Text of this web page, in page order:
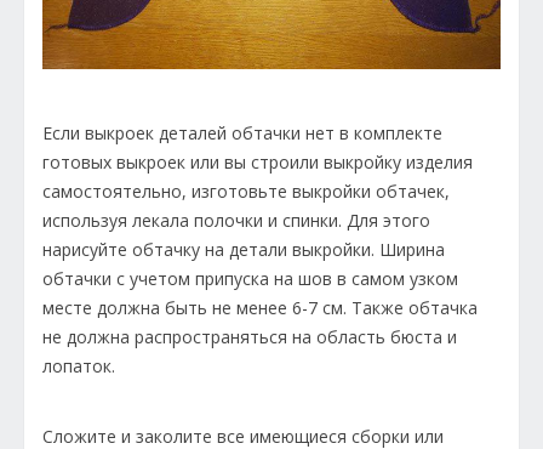
Если выкроек деталей обтачки нет в комплекте
готовых выкроек или вы строили выкройку изделия
самостоятельно, изготовьте выкройки обтачек,
используя лекала полочки и спинки. Для этого
нарисуйте обтачку на детали выкройки. Ширина
обтачки с учетом припуска на шов в самом узком
месте должна быть не менее 6-7 см. Также обтачка
не должна распространяться на область бюста и
лопаток.
Сложите и заколите все имеющиеся сборки или